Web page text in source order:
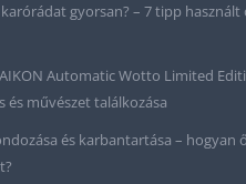
gyorsan? – 7 tipp használt
Automatic Wotto Limited
és művészet találkozása
és karbantartása – hogyan